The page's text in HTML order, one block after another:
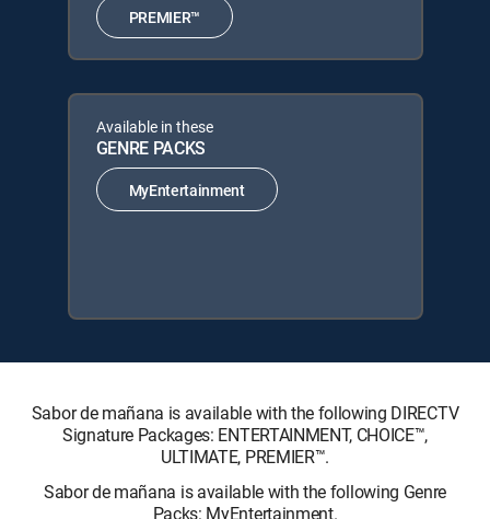
PREMIER™
Available in these
GENRE PACKS
MyEntertainment
Sabor de mañana is available with the following DIRECTV
Signature Packages: ENTERTAINMENT, CHOICE™,
ULTIMATE, PREMIER™.
Sabor de mañana is available with the following Genre
Packs: MyEntertainment.